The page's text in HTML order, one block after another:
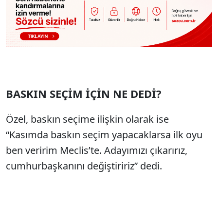
BASKIN SEÇİM İÇİN NE DEDİ?
Özel, baskın seçime ilişkin olarak ise
“Kasımda baskın seçim yapacaklarsa ilk oyu
ben veririm Meclis’te. Adayımızı çıkarırız,
cumhurbaşkanını değiştiririz” dedi.